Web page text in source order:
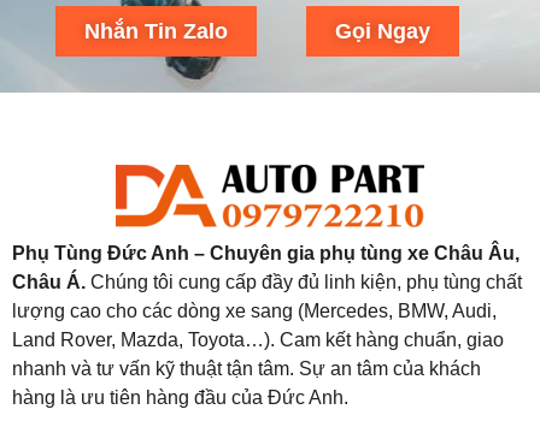
Nhắn Tin Zalo Gọi Ngay
Phụ Tùng Đức Anh – Chuyên gia phụ tùng xe Châu Âu,
Châu Á. Chúng tôi cung cấp đầy đủ linh kiện, phụ tùng chất
lượng cao cho các dòng xe sang (Mercedes, BMW, Audi,
Land Rover, Mazda, Toyota…). Cam kết hàng chuẩn, giao
nhanh và tư vấn kỹ thuật tận tâm. Sự an tâm của khách
hàng là ưu tiên hàng đầu của Đức Anh.